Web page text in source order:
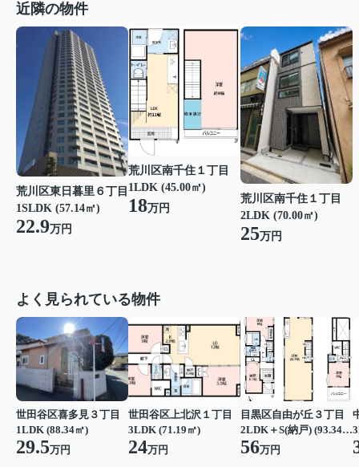
近隣の物件
荒川区東日暮里６丁目
1SLDK (57.14㎡)
22.9万円
荒川区南千住１丁目
1LDK (45.00㎡)
18万円
荒川区南千住１丁目
2LDK (70.00㎡)
25万円
よく見られている物件
世田谷区喜多見３丁目
1LDK (88.34㎡)
29.5万円
世田谷区上北沢１丁目
3LDK (71.19㎡)
24万円
目黒区自由が丘３丁目
2LDK＋S(納戸) (93.34㎡)
56万円